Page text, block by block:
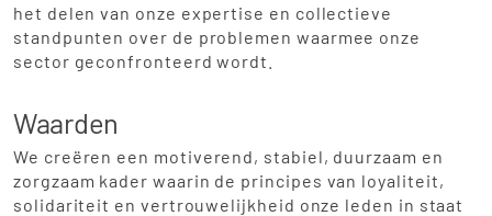
het delen van onze expertise en collectieve
standpunten over de problemen waarmee onze
sector geconfronteerd wordt.
Waarden
We creëren een motiverend, stabiel, duurzaam en
zorgzaam kader waarin de principes van loyaliteit,
solidariteit en vertrouwelijkheid onze leden in staat